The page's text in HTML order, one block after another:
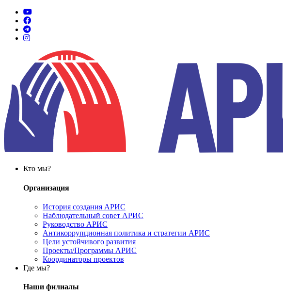
Кто мы?
Организация
История создания АРИС
Наблюдательный совет АРИС
Руководство АРИС
Антикоррупционная политика и стратегии АРИС
Цели устойчивого развития
Проекты/Программы АРИС
Координаторы проектов
Где мы?
Наши филиалы